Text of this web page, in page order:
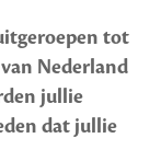
tot
Nederland
jullie
dat jullie